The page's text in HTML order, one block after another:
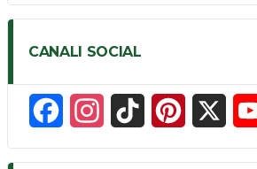
CANALI SOCIAL
a
n
i
i